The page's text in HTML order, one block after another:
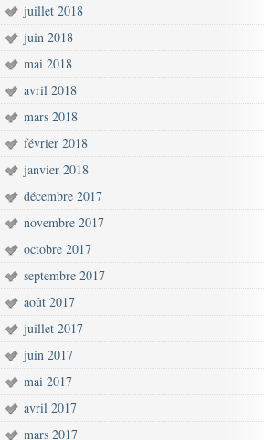
juillet 2018
juin 2018
mai 2018
avril 2018
mars 2018
février 2018
janvier 2018
décembre 2017
novembre 2017
octobre 2017
septembre 2017
août 2017
juillet 2017
juin 2017
mai 2017
avril 2017
mars 2017